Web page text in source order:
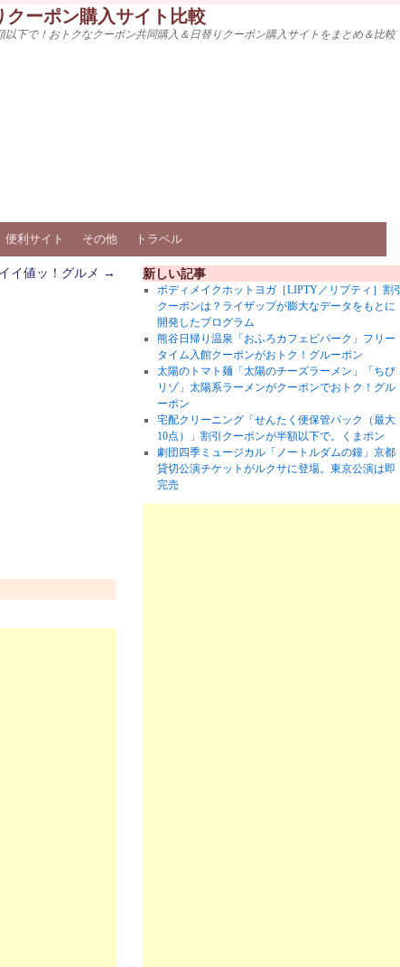
ーポン購入サイト比較
下で！おトクなクーポン共同購入＆日替りクーポン購入サイトをまとめ＆比較
便利サイト その他 トラベル
イイ値ッ！グルメ → 新しい記事
ボディメイクホットヨガ［LIPTY／リプティ］割引
クーポンは？ライザップが膨大なデータをもとに
開発したプログラム
熊谷日帰り温泉「おふろカフェビバーク」フリー
タイム入館クーポンがおトク！グルーポン
太陽のトマト麺「太陽のチーズラーメン」「ちび
リゾ」太陽系ラーメンがクーポンでおトク！グル
ーポン
宅配クリーニング「せんたく便保管パック（最大
10点）」割引クーポンが半額以下で。くまポン
劇団四季ミュージカル「ノートルダムの鐘」京都
貸切公演チケットがルクサに登場。東京公演は即
完売